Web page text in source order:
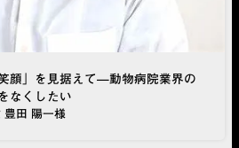
顔」を見据えて—動物病院業界の
なくしたい
豊田 陽一様